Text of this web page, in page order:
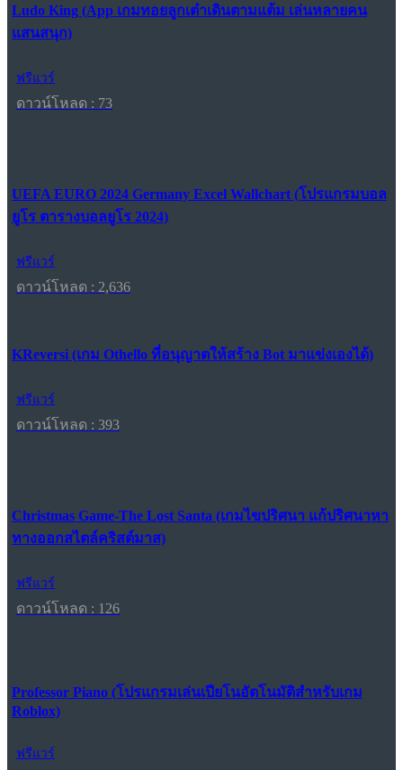
Ludo King (App เกมทอยลูกเต๋าเดินตามแต้ม เล่นหลายคน
แสนสนุก)
ฟรีแวร์
ดาวน์โหลด : 73
UEFA EURO 2024 Germany Excel Wallchart (โปรแกรมบอล
ยูโร ตารางบอลยูโร 2024)
ฟรีแวร์
ดาวน์โหลด : 2,636
KReversi (เกม Othello ที่อนุญาตให้สร้าง Bot มาแข่งเองได้)
ฟรีแวร์
ดาวน์โหลด : 393
Christmas Game-The Lost Santa (เกมไขปริศนา แก้ปริศนาหา
ทางออกสไตล์คริสต์มาส)
ฟรีแวร์
ดาวน์โหลด : 126
Professor Piano (โปรแกรมเล่นเปียโนอัตโนมัติสำหรับเกม
Roblox)
ฟรีแวร์